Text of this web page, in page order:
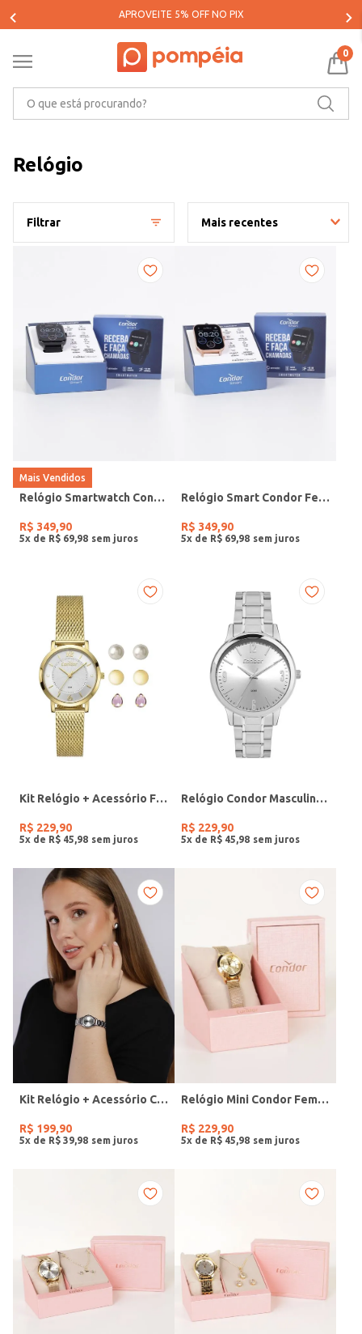
PARCELE SUAS COMPRAS EM ATÉ 5X SEM JUROS*
0
Relógio
Filtrar Mais recentes
Mais Vendidos
Relógio Smartwatch Condor PRETO
R$ 349,90
5x de R$ 69 98
Relógio Smart Condor Feminino ROSE
R$ 349,90
5x de R$ 69 98
Kit Relógio + Acessório Feminino DOURADO
R$ 229,90
5x de R$ 45 98
Relógio Condor Masculino PRATA
R$ 229,90
5x de R$ 45 98
Kit Relógio + Acessório Condor Feminino PRATA
R$ 199,90
5x de R$ 39 98
Relógio Mini Condor Feminino DOURADO
R$ 229,90
5x de R$ 45 98